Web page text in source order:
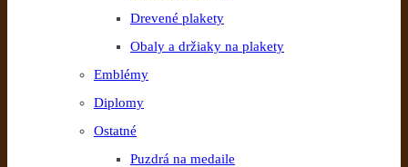
Drevené plakety
Obaly a držiaky na plakety
Emblémy
Diplomy
Ostatné
Puzdrá na medaile